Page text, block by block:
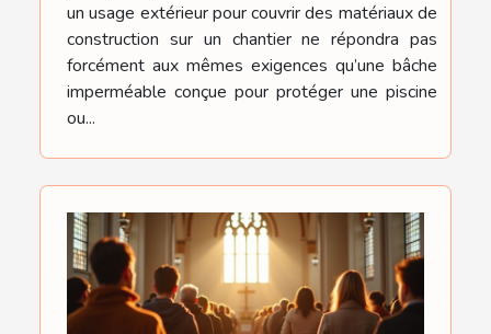
un usage extérieur pour couvrir des matériaux de
construction sur un chantier ne répondra pas
forcément aux mêmes exigences qu’une bâche
imperméable conçue pour protéger une piscine
ou...